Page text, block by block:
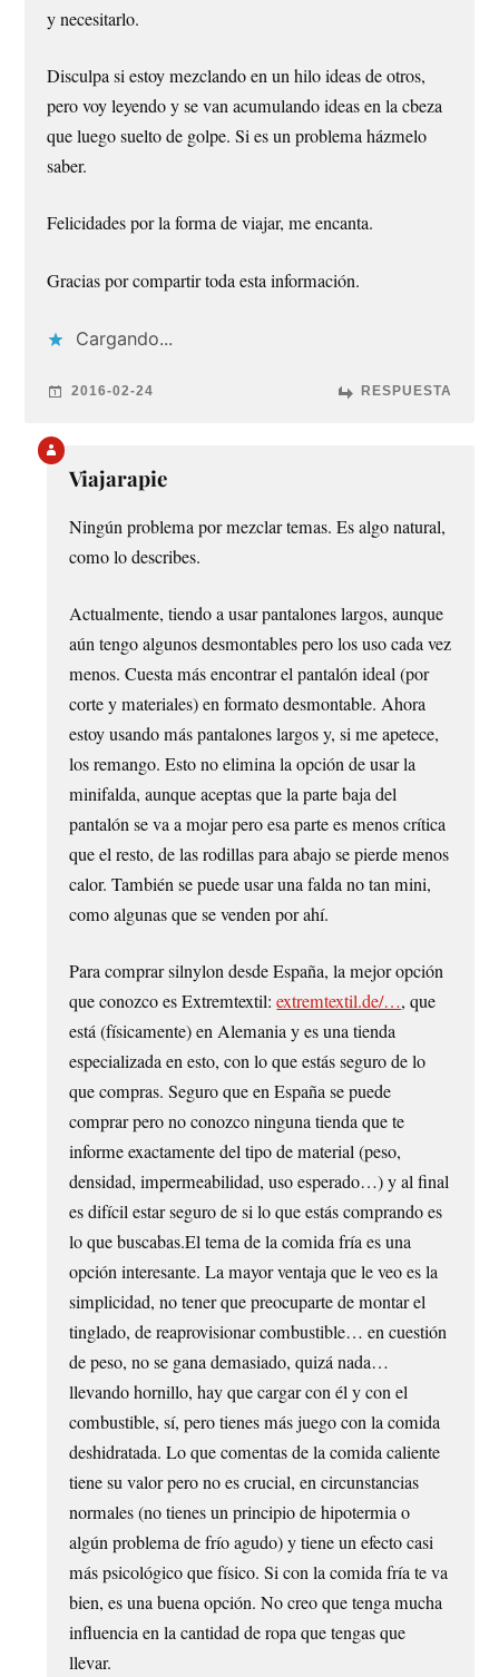
y necesitarlo.
Disculpa si estoy mezclando en un hilo ideas de otros,
pero voy leyendo y se van acumulando ideas en la cbeza
que luego suelto de golpe. Si es un problema házmelo
saber.
Felicidades por la forma de viajar, me encanta.
Gracias por compartir toda esta información.
Cargando...
2016-02-24 RESPUESTA
Viajarapie
Ningún problema por mezclar temas. Es algo natural,
como lo describes.
Actualmente, tiendo a usar pantalones largos, aunque
aún tengo algunos desmontables pero los uso cada vez
menos. Cuesta más encontrar el pantalón ideal (por
corte y materiales) en formato desmontable. Ahora
estoy usando más pantalones largos y, si me apetece,
los remango. Esto no elimina la opción de usar la
minifalda, aunque aceptas que la parte baja del
pantalón se va a mojar pero esa parte es menos crítica
que el resto, de las rodillas para abajo se pierde menos
calor. También se puede usar una falda no tan mini,
como algunas que se venden por ahí.
Para comprar silnylon desde España, la mejor opción
que conozco es Extremtextil:extremtextil.de/…, que
está (físicamente) en Alemania y es una tienda
especializada en esto, con lo que estás seguro de lo
que compras. Seguro que en España se puede
comprar pero no conozco ninguna tienda que te
informe exactamente del tipo de material (peso,
densidad, impermeabilidad, uso esperado…) y al final
es difícil estar seguro de si lo que estás comprando es
lo que buscabas.El tema de la comida fría es una
opción interesante. La mayor ventaja que le veo es la
simplicidad, no tener que preocuparte de montar el
tinglado, de reaprovisionar combustible… en cuestión
de peso, no se gana demasiado, quizá nada…
llevando hornillo, hay que cargar con él y con el
combustible, sí, pero tienes más juego con la comida
deshidratada. Lo que comentas de la comida caliente
tiene su valor pero no es crucial, en circunstancias
normales (no tienes un principio de hipotermia o
algún problema de frío agudo) y tiene un efecto casi
más psicológico que físico. Si con la comida fría te va
bien, es una buena opción. No creo que tenga mucha
influencia en la cantidad de ropa que tengas que
llevar.